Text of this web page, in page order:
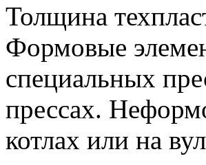
Толщина
Формовые
специальных
прессах.
котлах или на